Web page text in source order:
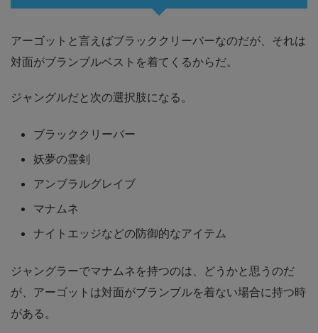
アーゴットと言えばブラッククリーバーなのだが、それは
対面がブランブルベストを着てくるからだ。
ジャングルだと次の選択肢になる。
ブラッククリーバー
妖夢の霊剣
アンブラルグレイブ
マナムネ
ナイトエッジなどの防御的なアイテム
ジャングラーでマナムネを持つのは、どうかと思うのだ
が、アーゴットは対面がブランブルを着ない場合に持つ時
がある。